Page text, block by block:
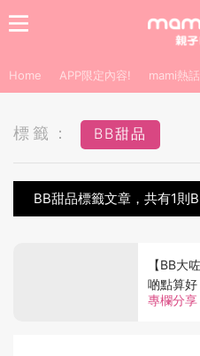
Home APP限定內容! mami熱話
標籤： BB甜品
BB甜品標籤文章，共有1則
專欄分享
【BB大
啲點算
果木糠布